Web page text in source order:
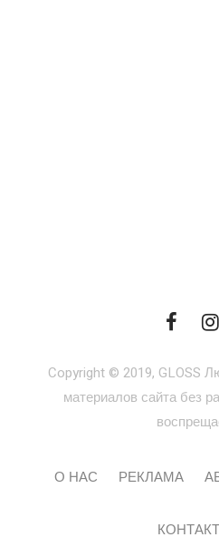
Copyright © 2019, GLOSS
материалов сайта без
О НАС РЕКЛАМА